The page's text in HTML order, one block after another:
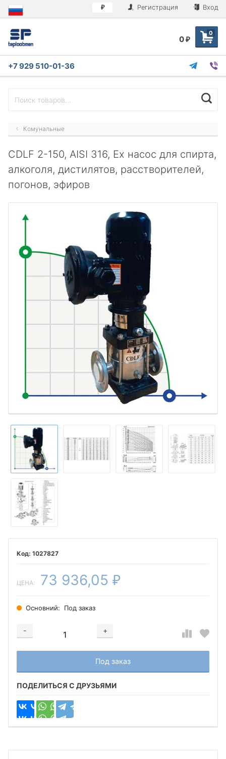
₽ Регистрация Вход
0
0 ₽
+7 929 510-01-36
Комунальные
CDLF 2-150, AISI 316, Ex насос для спирта,
алкоголя, дистилятов, расстворителей,
погонов, эфиров
1027827
ЦЕНА: 73 936,05 ₽
Основний: Под заказ
-
+
Добавляется...
Под заказ
Добавлен
ПОДЕЛИТЬСЯ С ДРУЗЬЯМИ